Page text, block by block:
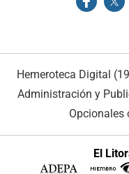
Hemeroteca Digital
Administración y
Opcionales
El